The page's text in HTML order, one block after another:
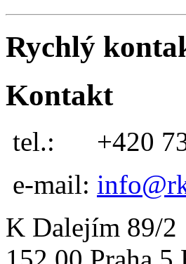
Rychlý
Kontakt
tel.: +420
e-mail:
K Dalejím 89/2